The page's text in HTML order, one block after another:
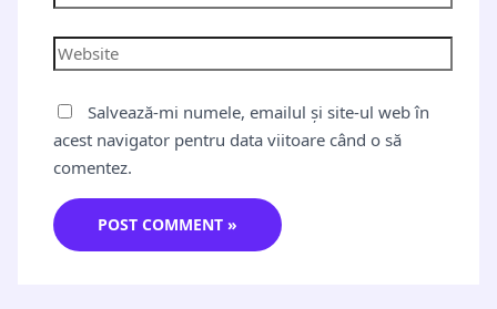
Salvează-mi numele, emailul și site-ul web în
acest navigator pentru data viitoare când o să
comentez.